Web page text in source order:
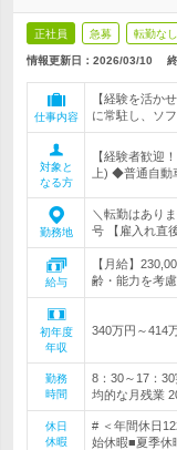
正社員 急募 転勤なし
情報更新日：2026/03/10
仕事内容
【経験を活か
に常駐し、ソ
対象と
なる方
【経験者歓迎
上) ◆普通自動
勤務地
＼転勤はあり
号 【雇入れ直
給与
【月給】
齢・能力を考
初年度
年収
340万円～414
勤務
時間
8：30～17：
均的な月残業
休日
休暇
# ＜年間休日
始休暇■夏季休